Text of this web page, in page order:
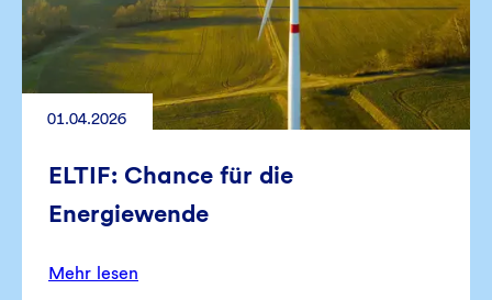
01.04.2026
ELTIF: Chance für die
Energiewende
Mehr lesen